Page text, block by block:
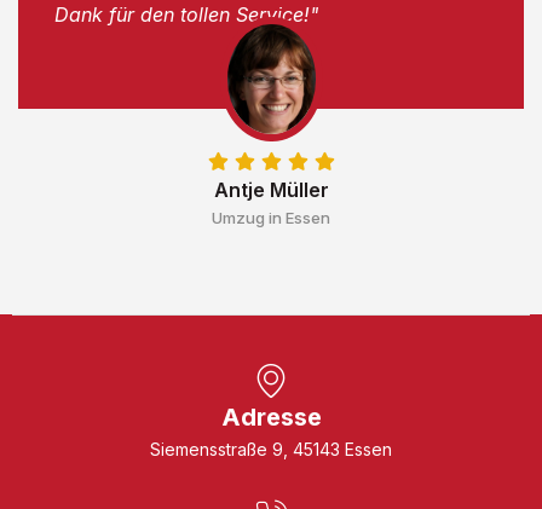
Antje Müller
Umzug in Essen
Dank für den tollen Service!"
Adresse
Siemensstraße 9, 45143 Essen